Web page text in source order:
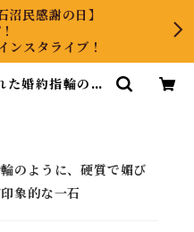
沼民感謝の日】
ンスタライブ！
た婚約指輪のよ
のように、硬質で媚び
象的な一石